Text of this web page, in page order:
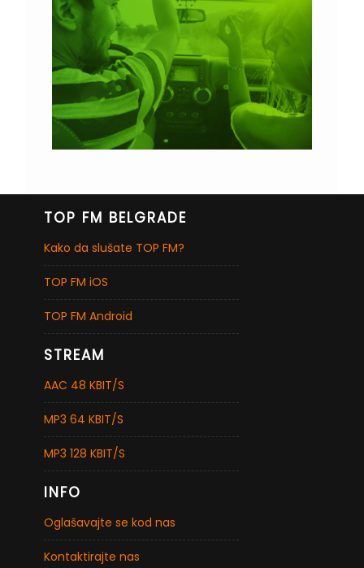
TOP FM BELGRADE
Kako da slušate TOP FM?
TOP FM iOS
TOP FM Android
STREAM
AAC 48 KBIT/S
MP3 64 KBIT/S
MP3 128 KBIT/S
INFO
Oglašavajte se kod nas
Kontaktirajte nas